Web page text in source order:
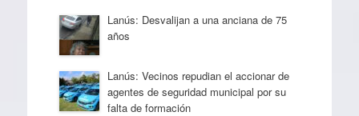
Lanús: Desvalijan a una anciana de 75
años
Lanús: Vecinos repudian el accionar de
agentes de seguridad municipal por su
falta de formación